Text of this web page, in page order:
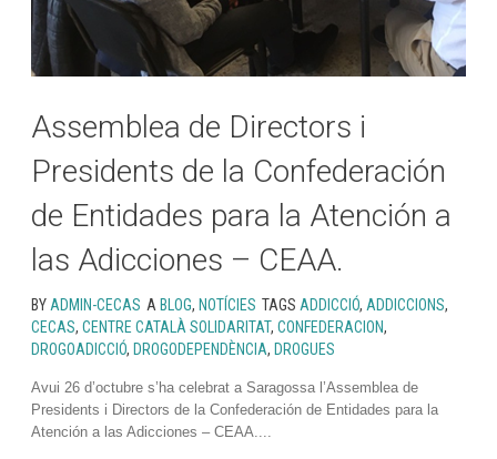
Assemblea de Directors i
Presidents de la Confederación
de Entidades para la Atención a
las Adicciones – CEAA.
BY ADMIN-CECAS A BLOG, NOTÍCIES TAGS ADDICCIÓ, ADDICCIONS,
CECAS, CENTRE CATALÀ SOLIDARITAT, CONFEDERACION,
DROGOADICCIÓ, DROGODEPENDÈNCIA, DROGUES
Avui 26 d’octubre s’ha celebrat a Saragossa l’Assemblea de
Presidents i Directors de la Confederación de Entidades para la
Atención a las Adicciones – CEAA....